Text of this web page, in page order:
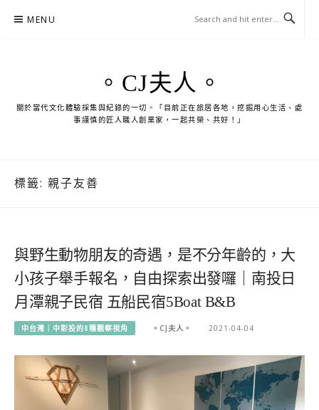
MENU
。CJ夫人。
關於當代文化體驗採集與紀錄的一切。「目前正在旅居各地，挖掘用心生活、處
事謹慎的匠人職人創業家，一起共榮、共好！」
標籤: 親子友善
與野生動物朋友的奇遇，是不分年齡的，大
小孩子舉手報名，自由探索出發囉｜南投日
月潭親子民宿 五船民宿5Boat B&B
中台灣｜中彰投的8種觀察視角 。CJ夫人。 2021-04-04